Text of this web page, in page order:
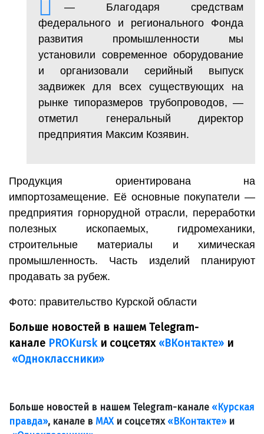
— Благодаря средствам
федерального и регионального Фонда
развития промышленности мы
установили современное оборудование
и организовали серийный выпуск
задвижек для всех существующих на
рынке типоразмеров трубопроводов, —
отметил генеральный директор
предприятия Максим Козявин.
Продукция ориентирована на
импортозамещение. Её основные покупатели —
предприятия горнорудной отрасли, переработки
полезных ископаемых, гидромеханики,
строительные материалы и химическая
промышленность. Часть изделий планируют
продавать за рубеж.
Фото: правительство Курской области
Больше новостей в нашем Telegram-
канале PROKurskи соцсетях «ВКонтакте» и
«Одноклассники»
Больше новостей в нашем Telegram-канале «Курская
правда», канале в МАХ и соцсетях «ВКонтакте»и